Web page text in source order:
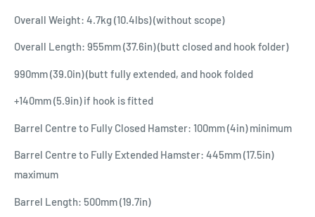
Overall Weight: 4.7kg (10.4lbs) (without scope)
Overall Length: 955mm (37.6in) (butt closed and hook folder)
990mm (39.0in) (butt fully extended, and hook folded
+140mm (5.9in) if hook is fitted
Barrel Centre to Fully Closed Hamster: 100mm (4in) minimum
Barrel Centre to Fully Extended Hamster: 445mm (17.5in)
maximum
Barrel Length: 500mm (19.7in)